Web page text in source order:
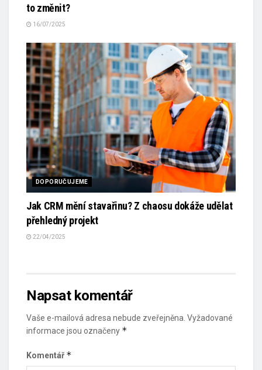
to změnit?
16/07/2025
DOPORUČUJEME
Jak CRM mění stavařinu? Z chaosu dokáže udělat
přehledný projekt
22/04/2025
Napsat komentář
Vaše e-mailová adresa nebude zveřejněna. Vyžadované
informace jsou označeny *
Komentář *